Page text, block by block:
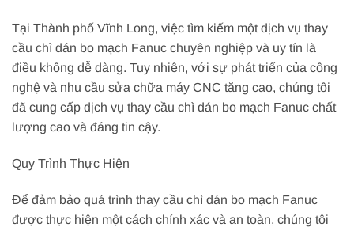
Tại Thành phố Vĩnh Long, việc tìm kiếm một dịch vụ thay
cầu chì dán bo mạch Fanuc chuyên nghiệp và uy tín là
điều không dễ dàng. Tuy nhiên, với sự phát triển của công
nghệ và nhu cầu sửa chữa máy CNC tăng cao, chúng tôi
đã cung cấp dịch vụ thay cầu chì dán bo mạch Fanuc chất
lượng cao và đáng tin cậy.
Quy Trình Thực Hiện
Để đảm bảo quá trình thay cầu chì dán bo mạch Fanuc
được thực hiện một cách chính xác và an toàn, chúng tôi